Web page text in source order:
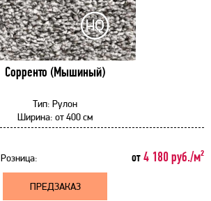
Сорренто (Мышиный)
Тип: Рулон
Ширина: от400 см
Розница: от4 180 руб./м²
ПРЕДЗАКАЗ